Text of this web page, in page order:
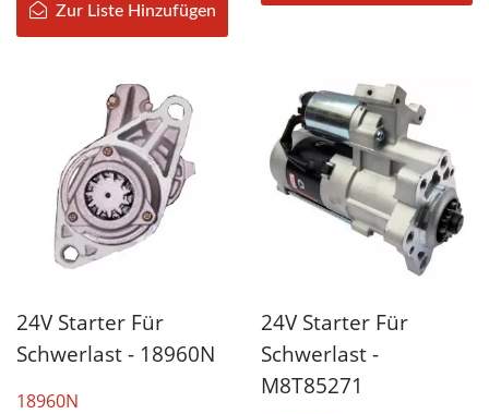
Zur Liste Hinzufügen
24V Starter Für
Schwerlast - 18960N
18960N
24V Starter Für
Schwerlast -
M8T85271